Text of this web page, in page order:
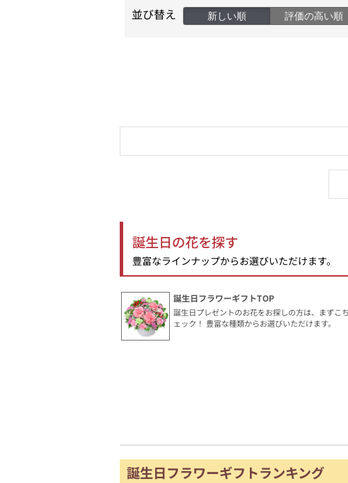
並び替え 新しい順 評価の高い順
誕生日の花を探す
豊富なラインナップからお選びいただけます。
誕生日フラワーギフトTOP
誕生日プレゼントのお花をお探しの方は、まずこ
ェック！ 豊富な種類からお選びいただけます。
誕生日フラワーギフトランキング